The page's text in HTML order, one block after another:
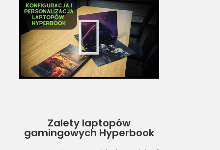
Zalety laptopów
gamingowych Hyperbook